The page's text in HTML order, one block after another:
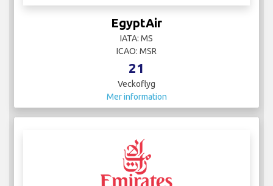
EgyptAir
IATA: MS
ICAO: MSR
21
Veckoflyg
Mer information